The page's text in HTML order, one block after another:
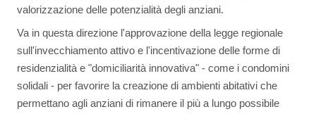
valorizzazione delle potenzialità degli anziani.
Va in questa direzione l'approvazione della legge regionale
sull'invecchiamento attivo e l'incentivazione delle forme di
residenzialità e "domiciliarità innovativa" - come i condomini
solidali - per favorire la creazione di ambienti abitativi che
permettano agli anziani di rimanere il più a lungo possibile